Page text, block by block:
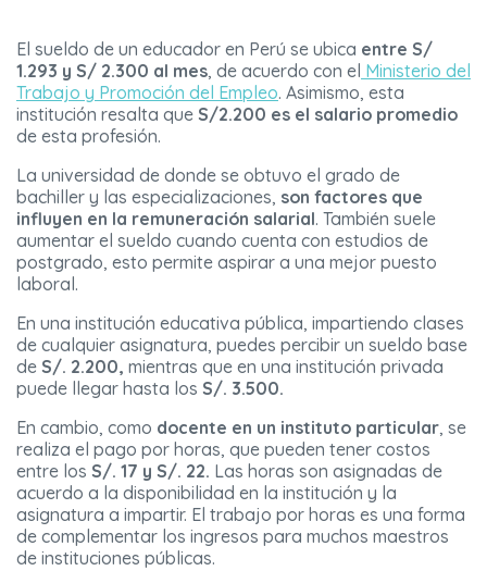
El sueldo de un educador en Perú se ubica entre S/
1.293 y S/ 2.300 al mes, de acuerdo con el Ministerio del
Trabajo y Promoción del Empleo. Asimismo, esta
institución resalta que S/2.200 es el salario promedio
de esta profesión.
La universidad de donde se obtuvo el grado de
bachiller y las especializaciones, son factores que
influyen en la remuneración salarial. También suele
aumentar el sueldo cuando cuenta con estudios de
postgrado, esto permite aspirar a una mejor puesto
laboral.
En una institución educativa pública, impartiendo clases
de cualquier asignatura, puedes percibir un sueldo base
de S/. 2.200, mientras que en una institución privada
puede llegar hasta los S/. 3.500.
En cambio, como docente en un instituto particular, se
realiza el pago por horas, que pueden tener costos
entre los S/. 17 y S/. 22. Las horas son asignadas de
acuerdo a la disponibilidad en la institución y la
asignatura a impartir. El trabajo por horas es una forma
de complementar los ingresos para muchos maestros
de instituciones públicas.